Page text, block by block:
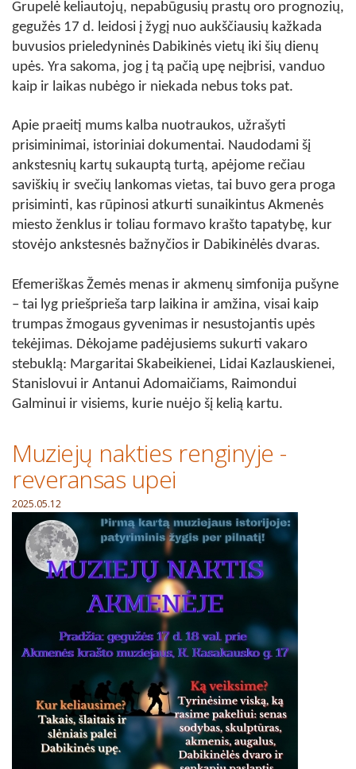
Grupelė keliautojų, nepabūgusių prastų oro prognozių,
gegužės 17 d. leidosi į žygį nuo aukščiausių kažkada
buvusios prieledyninės Dabikinės vietų iki šių dienų
upės. Yra sakoma, jog į tą pačią upę neįbrisi, vanduo
kaip ir laikas nubėgo ir niekada nebus toks pat.
Apie praeitį mums kalba nuotraukos, užrašyti
prisiminimai, istoriniai dokumentai. Naudodami šį
ankstesnių kartų sukauptą turtą, apėjome rečiau
saviškių ir svečių lankomas vietas, tai buvo gera proga
prisiminti, kas rūpinosi atkurti sunaikintus Akmenės
miesto ženklus ir toliau formavo krašto tapatybę, kur
stovėjo ankstesnės bažnyčios ir Dabikinėlės dvaras.
Efemeriškas Žemės menas ir akmenų simfonija pušyne
– tai lyg priešprieša tarp laikina ir amžina, visai kaip
trumpas žmogaus gyvenimas ir nesustojantis upės
tekėjimas. Dėkojame padėjusiems sukurti vakaro
stebuklą: Margaritai Skabeikienei, Lidai Kazlauskienei,
Stanislovui ir Antanui Adomaičiams, Raimondui
Galminui ir visiems, kurie nuėjo šį kelią kartu.
Muziejų nakties renginyje -
reveransas upei
2025.05.12